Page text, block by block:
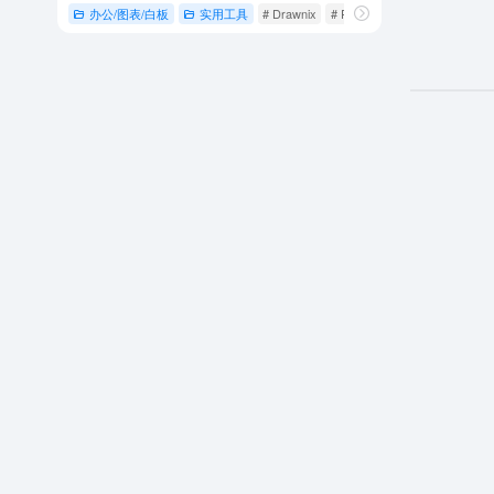
办公/图表/白板 实用工具 # Drawnix # Plait 框架